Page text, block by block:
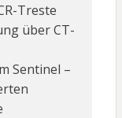
Treste
über CT-
Sentinel –